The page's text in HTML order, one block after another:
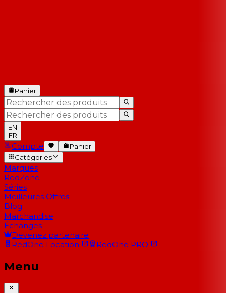
Panier
EN
FR
Compte
Panier
Catégories
Marques
RedZone
Séries
Meilleures Offres
Blog
Marchandise
Échanges
Devenez partenaire
RedOne Location RedOne PRO
Menu